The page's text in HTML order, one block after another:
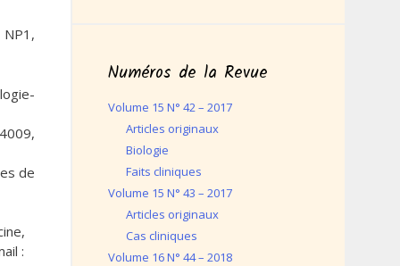
de
:
Numéros de la Revue
Volume 15 N° 42 – 2017
Articles originaux
Biologie
Faits cliniques
Volume 15 N° 43 – 2017
Articles originaux
Cas cliniques
Volume 16 N° 44 – 2018